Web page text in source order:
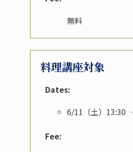
無料
料理講座対象
Dates:
6/11（土）13:30 ‐
Fee: